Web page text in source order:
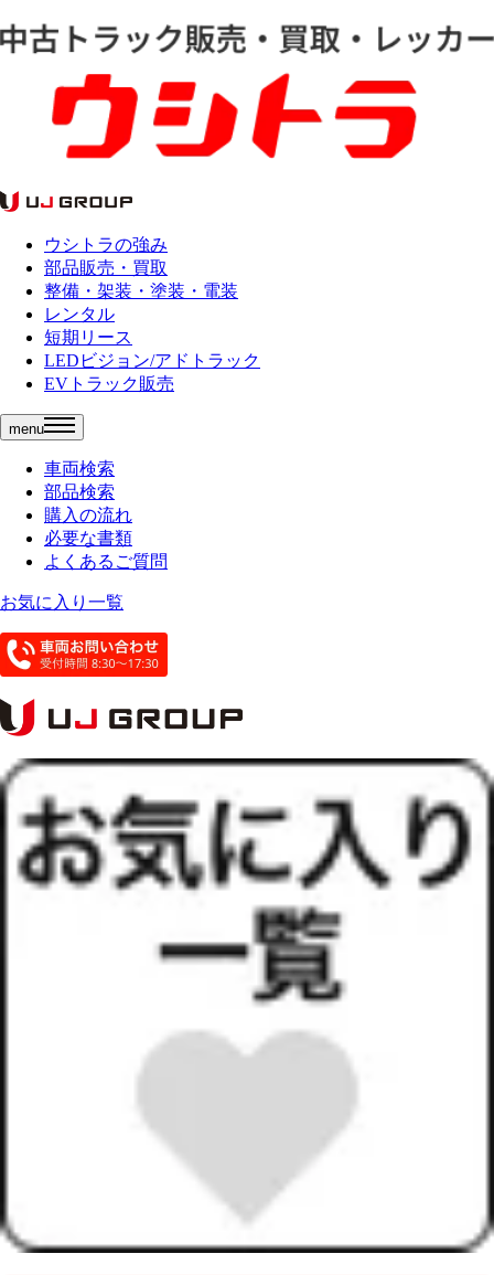
ウシトラの強み
部品販売・買取
整備・架装・塗装・電装
レンタル
短期リース
LEDビジョン/アドトラック
EVトラック販売
menu
車両検索
部品検索
購入の流れ
必要な書類
よくあるご質問
お気に入り一覧